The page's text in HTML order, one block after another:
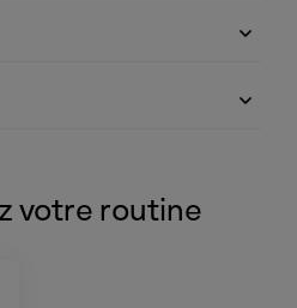
votre routine